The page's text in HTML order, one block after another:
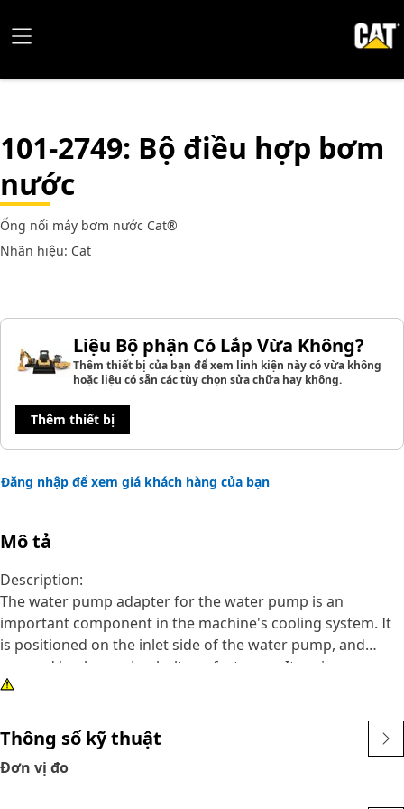
101-2749: Bộ điều hợp bơm
nước
Ống nối máy bơm nước Cat®
Nhãn hiệu: Cat
Liệu Bộ phận Có Lắp Vừa Không?
Thêm thiết bị của bạn để xem linh kiện này có vừa không
hoặc liệu có sẵn các tùy chọn sửa chữa hay không.
Thêm thiết bị
Đăng nhập để xem giá khách hàng của bạn
Mô tả
Description:
The water pump adapter for the water pump is an
important component in the machine's cooling system. It
is positioned on the inlet side of the water pump, and
secured in place using bolts or fasteners. Its primary
function is to facilitate the flow of coolant from the cooling
the radiator or other cooling system components to the
water pump's impeller, where it is then circulated
throughout the engine to absorb heat and regulate the
Thông số kỹ thuật
Đơn vị đo